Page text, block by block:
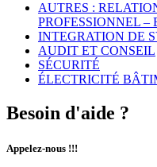
AUTRES :
PROFESSIONNEL –
INTEGRATION DE
AUDIT ET CONSEIL
SÉCURITÉ
ÉLECTRICITÉ
Besoin d'aide ?
Appelez-nous !!!